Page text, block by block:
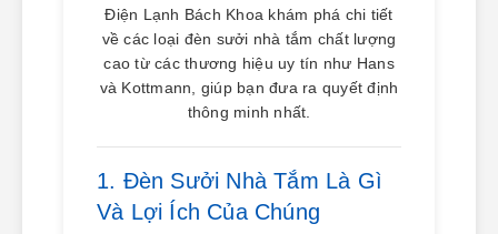
Điện Lạnh Bách Khoa khám phá chi tiết
về các loại đèn sưởi nhà tắm chất lượng
cao từ các thương hiệu uy tín như Hans
và Kottmann, giúp bạn đưa ra quyết định
thông minh nhất.
1. Đèn Sưởi Nhà Tắm Là Gì
Và Lợi Ích Của Chúng